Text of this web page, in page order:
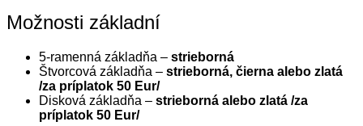
Možnosti základní
5-ramenná základňa – strieborná
Štvorcová základňa – strieborná, čierna alebo zlatá
/za príplatok 50 Eur/
Disková základňa – strieborná alebo zlatá /za
príplatok 50 Eur/